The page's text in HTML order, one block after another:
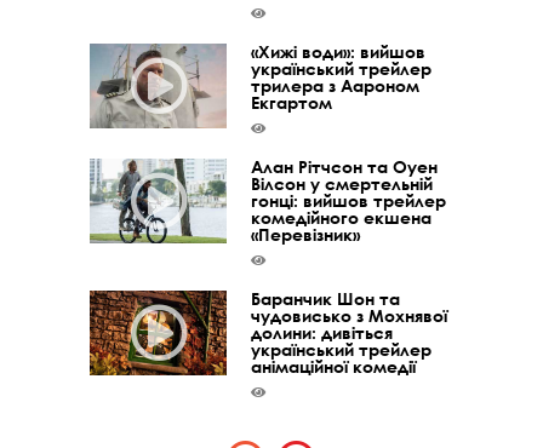
«Хижі води»: вийшов
український трейлер
трилера з Аароном
Екгартом
Алан Рітчсон та Оуен
Вілсон у смертельній
гонці: вийшов трейлер
комедійного екшена
«Перевізник»
Баранчик Шон та
чудовисько з Мохнявої
долини: дивіться
український трейлер
анімаційної комедії